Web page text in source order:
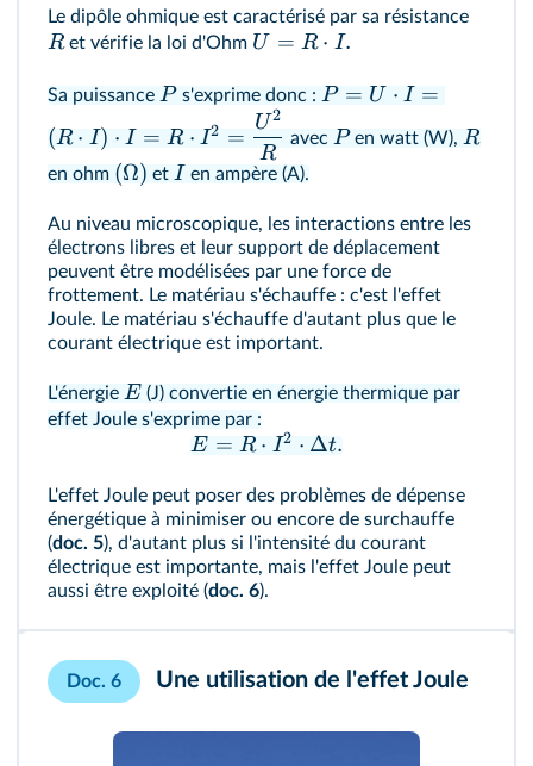
Le dipôle ohmique est caractérisé par sa résistance
Ret vérifie la loi d'Ohm U = R ⋅ I.
Sa puissance Ps'exprime donc : P = U ⋅ I =
(R ⋅ I) ⋅ I = R ⋅ I2 =
R
U2
avec Pen watt (W), R
en ohm (Ω) et I en ampère (A).
Au niveau microscopique, les interactions entre les
électrons libres et leur support de déplacement
peuvent être modélisées par une force de
frottement. Le matériau s'échauffe : c'est l'effet
Joule. Le matériau s'échauffe d'autant plus que le
courant électrique est important.
L'énergie E (J) convertie en énergie thermique par
effet Joule s'exprime par :
E = R ⋅ I2 ⋅ Δt.
L'effet Joule peut poser des problèmes de dépense
énergétique à minimiser ou encore de surchauffe
(doc. 5), d'autant plus si l'intensité du courant
électrique est importante, mais l'effet Joule peut
aussi être exploité (doc. 6).
Doc. 6 Une utilisation de l'effet Joule